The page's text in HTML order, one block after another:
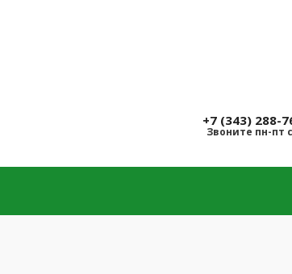
+7 (343) 288-
Звоните пн-пт